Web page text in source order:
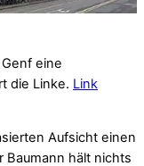
eine
die Linke. Link
Aufsicht einen
Baumann hält nichts